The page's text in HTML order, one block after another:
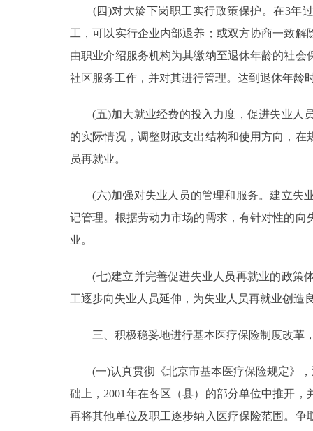
(四)对大龄下岗职工实行政策保护。在3年过
工，可以实行企业内部退养；或双方协商一致
由职业介绍服务机构为其缴纳至退休年龄的社
社区服务工作，并对其进行管理。达到退休年龄
(五)加大就业经费的投入力度，促进失业人员
的实际情况，调整财政支出结构和使用方向，
员再就业。
(六)加强对失业人员的管理和服务。建立失业
记管理。根据劳动力市场的需求，有针对性的
业。
(七)建立并完善促进失业人员再就业的政策体
工逐步向失业人员延伸，为失业人员再就业创造
三、积极稳妥地进行基本医疗保险制度改革
(一)认真贯彻《北京市基本医疗保险规定》，
础上，2001年在各区（县）的部分单位中推开
再将其他单位及职工逐步纳入医疗保险范围。